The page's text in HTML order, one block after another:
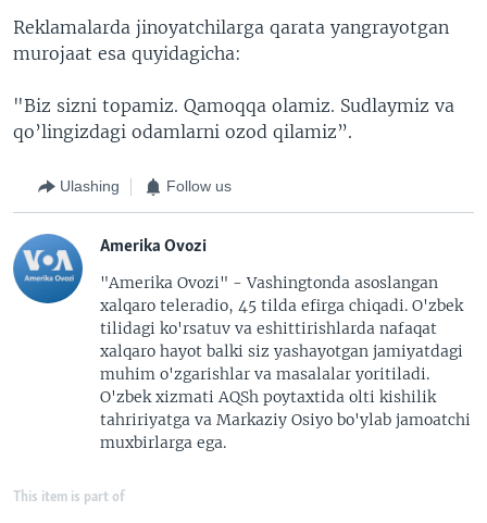
Reklamalarda jinoyatchilarga qarata yangrayotgan
murojaat esa quyidagicha:
"Biz sizni topamiz. Qamoqqa olamiz. Sudlaymiz va
qo’lingizdagi odamlarni ozod qilamiz”.
Ulashing Follow us
Amerika Ovozi
"Amerika Ovozi" - Vashingtonda asoslangan
xalqaro teleradio, 45 tilda efirga chiqadi. O'zbek
tilidagi ko'rsatuv va eshittirishlarda nafaqat
xalqaro hayot balki siz yashayotgan jamiyatdagi
muhim o'zgarishlar va masalalar yoritiladi.
O'zbek xizmati AQSh poytaxtida olti kishilik
tahririyatga va Markaziy Osiyo bo'ylab jamoatchi
muxbirlarga ega.
This item is part of